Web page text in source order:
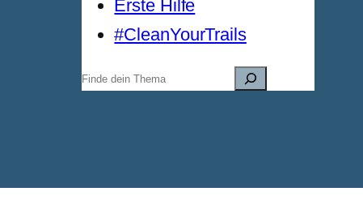
Erste Hilfe
#CleanYourTrails
Suchen